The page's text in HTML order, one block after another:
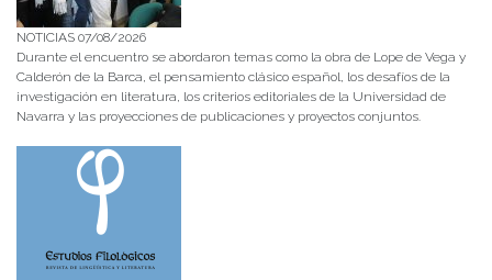
NOTICIAS 07/08/2026
Durante el encuentro se abordaron temas como la obra de Lope de Vega y
Calderón de la Barca, el pensamiento clásico español, los desafíos de la
investigación en literatura, los criterios editoriales de la Universidad de
Navarra y las proyecciones de publicaciones y proyectos conjuntos.